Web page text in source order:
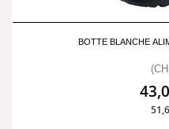
BOTTE BLANCHE